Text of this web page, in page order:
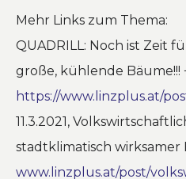
Mehr Links zum Thema:
QUADRILL: Noch ist Zeit
große, kühlende Bäume!!!
https://www.linzplus.at/
11.3.2021,
stadtklimatisch wirksamer
www.linzplus.at/post/